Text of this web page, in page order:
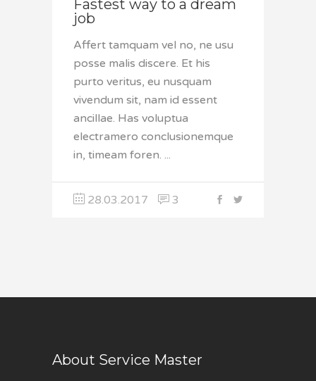
Fastest way to a dream
job
Affert tamquam vel no, ne usu
posse malis discere. Et his
purto veritus, eu nusquam
vivendum sit, nam id essent
ancillae. Has voluptua
electramero conclusionemque
in, timeam foren.
28.03.2017 3
About Service Master